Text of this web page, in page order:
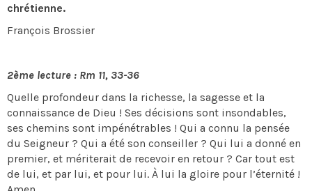
chrétienne.
François Brossier
2ème lecture : Rm 11, 33-36
Quelle profondeur dans la richesse, la sagesse et la
connaissance de Dieu ! Ses décisions sont insondables,
ses chemins sont impénétrables ! Qui a connu la pensée
du Seigneur ? Qui a été son conseiller ? Qui lui a donné en
premier, et mériterait de recevoir en retour ? Car tout est
de lui, et par lui, et pour lui. À lui la gloire pour l’éternité !